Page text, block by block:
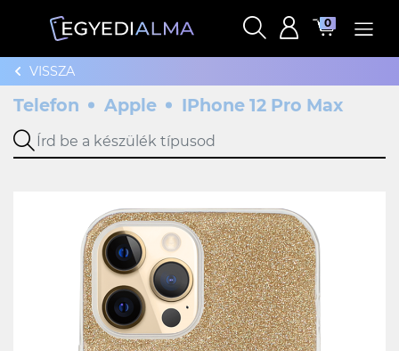
0
VISSZA
Telefon Apple IPhone 12 Pro Max